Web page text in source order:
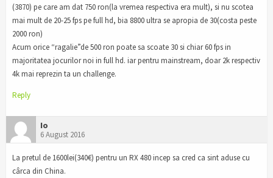
(3870) pe care am dat 750 ron(la vremea respectiva era mult), si nu scotea
mai mult de 20-25 fps pe full hd, bia 8800 ultra se apropia de 30(costa peste
2000 ron)
Acum orice “ragalie”de 500 ron poate sa scoate 30 si chiar 60 fps in
majoritatea jocurilor noi in full hd. iar pentru mainstream, doar 2k respectiv
4k mai reprezin ta un challenge.
Reply
Io
6 August 2016
La pretul de 1600lei(340€) pentru un RX 480 incep sa cred ca sint aduse cu
cârca din China.